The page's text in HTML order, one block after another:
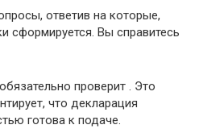
ответив на которые,
сформируется. Вы справитесь
проверит . Это
что декларация
готова к подаче.